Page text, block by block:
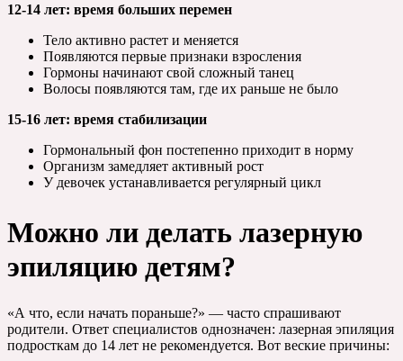
12-14 лет: время больших перемен
Тело активно растет и меняется
Появляются первые признаки взросления
Гормоны начинают свой сложный танец
Волосы появляются там, где их раньше не было
15-16 лет: время стабилизации
Гормональный фон постепенно приходит в норму
Организм замедляет активный рост
У девочек устанавливается регулярный цикл
Можно ли делать лазерную
эпиляцию детям?
«А что, если начать пораньше?» — часто спрашивают
родители. Ответ специалистов однозначен: лазерная эпиляция
подросткам до 14 лет не рекомендуется. Вот веские причины: